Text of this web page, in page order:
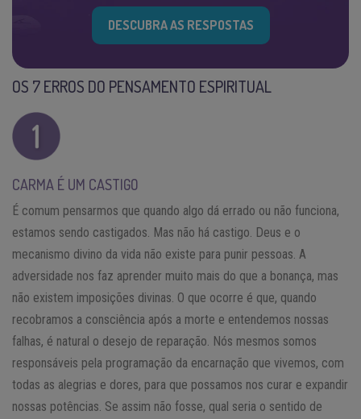
DESCUBRA AS RESPOSTAS
OS 7 ERROS DO PENSAMENTO ESPIRITUAL
CARMA É UM CASTIGO
É comum pensarmos que quando algo dá errado ou não funciona,
estamos sendo castigados. Mas não há castigo. Deus e o
mecanismo divino da vida não existe para punir pessoas. A
adversidade nos faz aprender muito mais do que a bonança, mas
não existem imposições divinas. O que ocorre é que, quando
recobramos a consciência após a morte e entendemos nossas
falhas, é natural o desejo de reparação. Nós mesmos somos
responsáveis pela programação da encarnação que vivemos, com
todas as alegrias e dores, para que possamos nos curar e expandir
nossas potências. Se assim não fosse, qual seria o sentido de